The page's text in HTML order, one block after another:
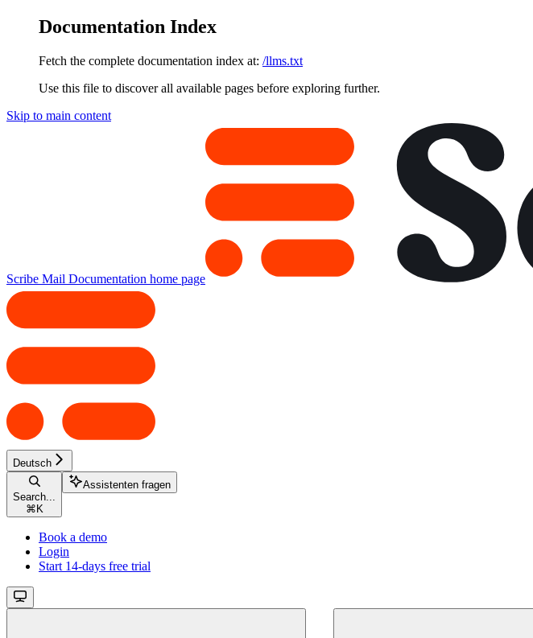
Documentation Index
Fetch the complete documentation index at: /llms.txt
Use this file to discover all available pages before exploring further.
Skip to main content
Scribe Mail Documentation home page
Deutsch
Search...
⌘ K
Assistenten fragen
Book a demo
Login
Start 14-days free trial